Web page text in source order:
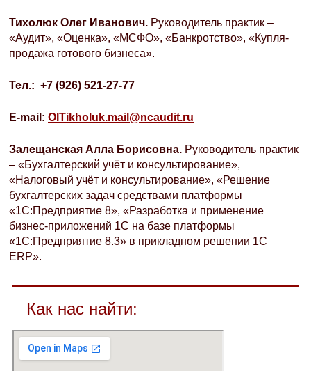
Тихолюк Олег Иванович. Руководитель практик –
«Аудит», «Оценка», «МСФО», «Банкротство», «Купля-
продажа готового бизнеса».
Тел.: +7 (926) 521-27-77
E-mail: OITikholuk.mail@ncaudit.ru
Залещанская Алла Борисовна. Руководитель практик
– «Бухгалтерский учёт и консультирование»,
«Налоговый учёт и консультирование», «Решение
бухгалтерских задач средствами платформы
«1С:Предприятие 8», «Разработка и применение
бизнес-приложений 1С на базе платформы
«1С:Предприятие 8.3» в прикладном решении 1C
ERP».
Как нас найти: